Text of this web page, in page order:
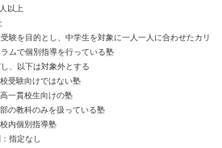
以上
験を目的とし、中学生を対象に一人一人に合わせたカリ
ラムで個別指導を行っている塾
、以下は対象外とする
受験向けではない塾
一貫校生向けの塾
の教科のみを扱っている塾
内個別指導塾
指定なし